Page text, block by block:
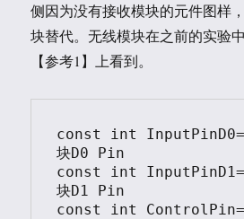
侧因为没有接收模块的元件图样
块替代。无线模块在之前的实验
【参考1】上看到。
const int
块D0 Pin
const int
块D1 Pin
const int